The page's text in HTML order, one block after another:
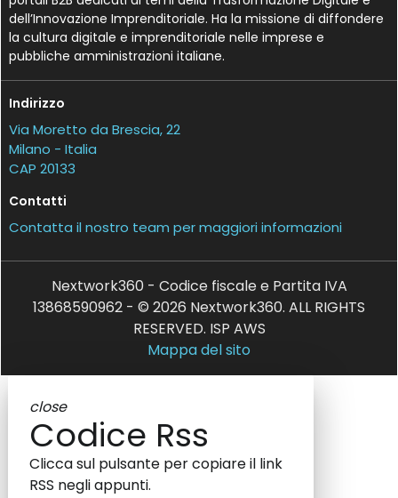
dell’Innovazione Imprenditoriale. Ha la missione di diffondere
la cultura digitale e imprenditoriale nelle imprese e
pubbliche amministrazioni italiane.
Indirizzo
Via Moretto da Brescia, 22
Milano - Italia
CAP 20133
Contatti
Contatta il nostro team per maggiori informazioni
Nextwork360 - Codice fiscale e Partita IVA
13868590962 - © 2026 Nextwork360. ALL RIGHTS
RESERVED. ISP AWS
Mappa del sito
close
Codice Rss
Clicca sul pulsante per copiare il link
RSS negli appunti.